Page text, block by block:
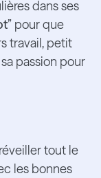
dans ses
” pour que
travail, petit
passion pour
tout le
les bonnes